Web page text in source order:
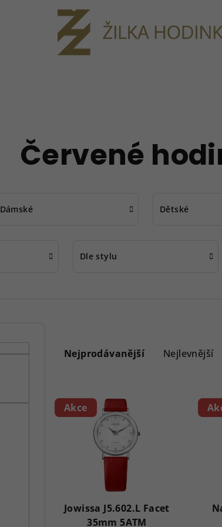
Červené
Dámské Dětské
Dle stylu
a
e
o
Nejprodávanější Nejlevnější
V
ý
p
Akce
Jowissa J5.602.L Facet
35mm 5ATM